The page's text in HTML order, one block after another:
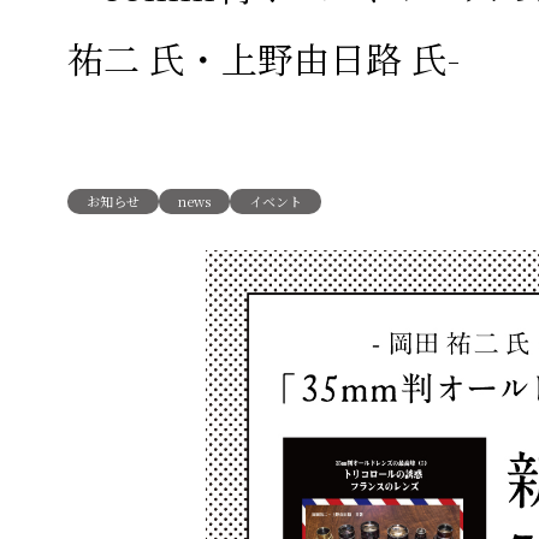
祐二 氏・上野由日路 氏-
お知らせ news イベント